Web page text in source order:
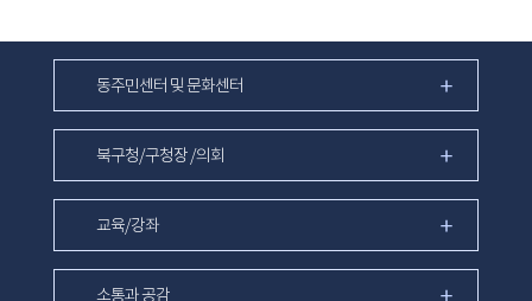
동주민센터 및 문화센터
북구청/구청장 /의회
교육/강좌
소통과 공감